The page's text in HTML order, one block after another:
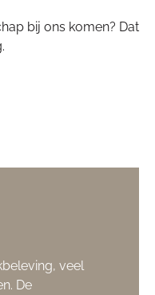
bij ons komen? Dat
veel
De